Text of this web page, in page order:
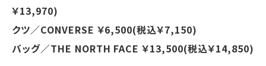
￥13,970)
クツ／CONVERSE ￥6,500(税込￥7,150)
バッグ／THE NORTH FACE ￥13,500(税込￥14,850)